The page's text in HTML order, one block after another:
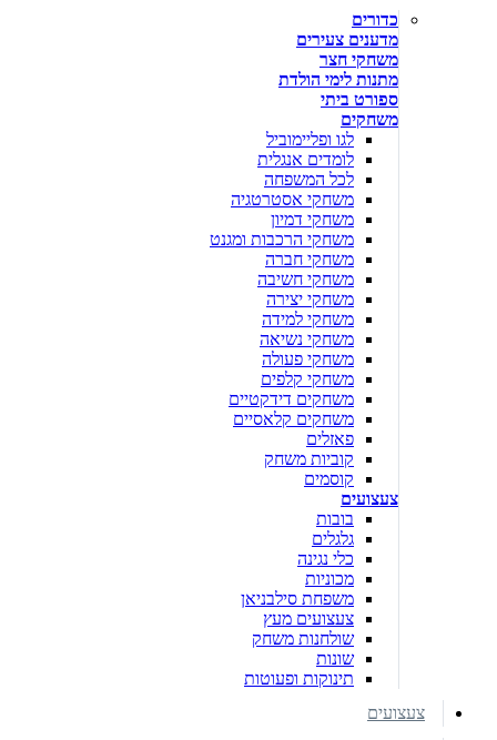
כדורים
מדענים צעירים
משחקי חצר
מתנות לימי הולדת
ספורט ביתי
משחקים
לגו ופליימוביל
לומדים אנגלית
לכל המשפחה
משחקי אסטרטגיה
משחקי דמיון
משחקי הרכבות ומגנט
משחקי חברה
משחקי חשיבה
משחקי יצירה
משחקי למידה
משחקי נשיאה
משחקי פעולה
משחקי קלפים
משחקים דידקטיים
משחקים קלאסיים
פאזלים
קוביות משחק
קוסמים
צעצועים
בובות
גלגלים
כלי נגינה
מכוניות
משפחת סילבניאן
צעצועים מעץ
שולחנות משחק
שונות
תינוקות ופעוטות
צעצועים